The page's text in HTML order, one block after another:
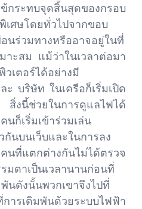
กระทบจุดสิ้นสุดของกรอบ
เศษโดยทั่วไปจากขอบ
นร่วมทางหรืออาจอยู่ในที่
ะสม แม้ว่าในเวลาต่อมา
เตอร์ได้อย่างมี
ะ บริษัท ในเครือก็เริ่มเปิด
งนี้ช่วยในการดูแลไฟได้
ก็เริ่มเข้าร่วมเล่น
นบนเว็บและในการลง
ที่แตกต่างกันไม่ได้ตรวจ
มดาเป็นเวลานานก่อนที่
นดังนั้นพวกเขาจึงไปที่
ารเดิมพันด้วยระบบไฟฟ้า